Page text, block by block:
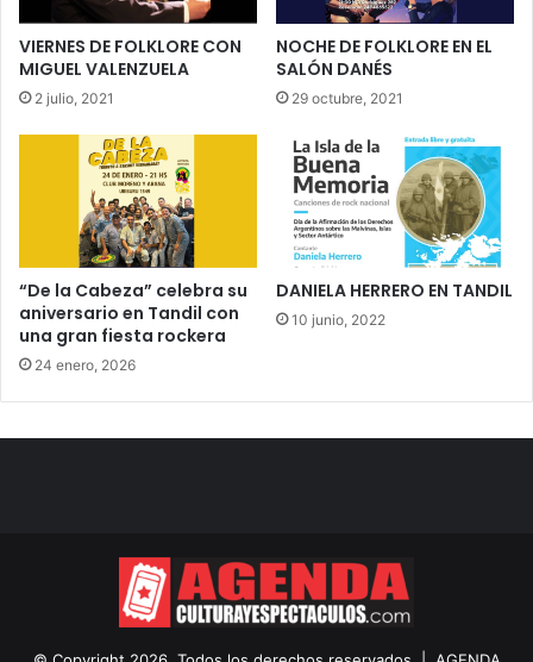
VIERNES DE FOLKLORE CON
MIGUEL VALENZUELA
2 julio, 2021
NOCHE DE FOLKLORE EN EL
SALÓN DANÉS
29 octubre, 2021
“De la Cabeza” celebra su
aniversario en Tandil con
una gran fiesta rockera
24 enero, 2026
DANIELA HERRERO EN TANDIL
10 junio, 2022